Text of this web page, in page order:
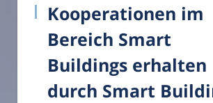
Kooperationen im
Bereich Smart
Buildings erhalten
durch Smart